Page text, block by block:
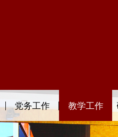
党务工作 教学工作